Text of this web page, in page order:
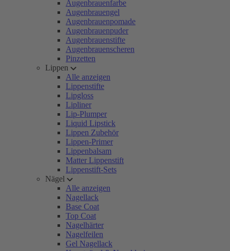
Augenbrauenfarbe
Augenbrauengel
Augenbrauenpomade
Augenbrauenpuder
Augenbrauenstifte
Augenbrauenscheren
Pinzetten
Lippen
Alle anzeigen
Lippenstifte
Lipgloss
Lipliner
Lip-Plumper
Liquid Lipstick
Lippen Zubehör
Lippen-Primer
Lippenbalsam
Matter Lippenstift
Lippenstift-Sets
Nägel
Alle anzeigen
Nagellack
Base Coat
Top Coat
Nagelhärter
Nagelfeilen
Gel Nagellack